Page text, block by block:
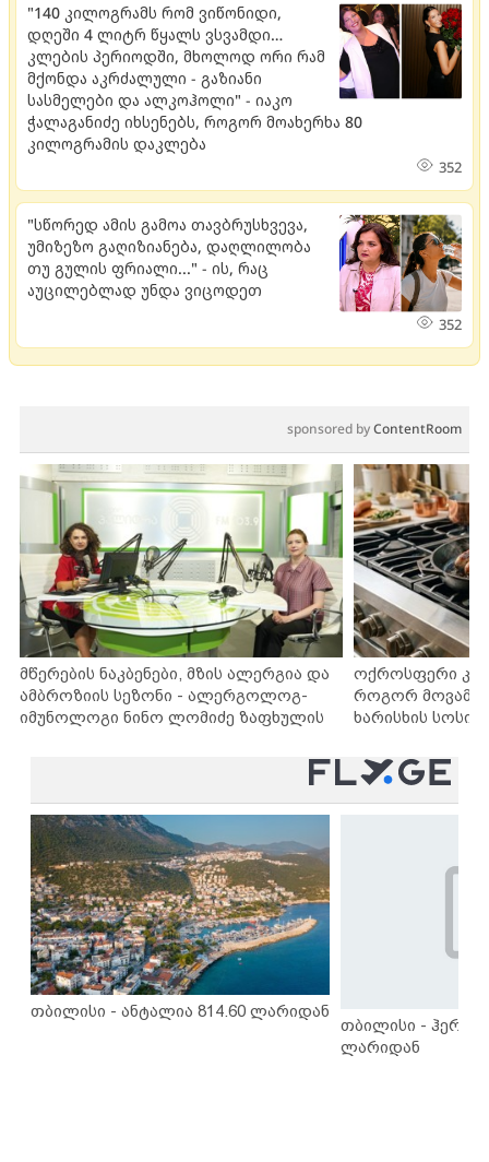
"140 კილოგრამს რომ ვიწონიდი,
დღეში 4 ლიტრ წყალს ვსვამდი…
კლების პერიოდში, მხოლოდ ორი რამ
მქონდა აკრძალული - გაზიანი
სასმელები და ალკოჰოლი" - იაკო
ჭალაგანიძე იხსენებს, როგორ მოახერხა 80
კილოგრამის დაკლება
352
"სწორედ ამის გამოა თავბრუსხვევა,
უმიზეზო გაღიზიანება, დაღლილობა
თუ გულის ფრიალი..." - ის, რაც
აუცილებლად უნდა ვიცოდეთ
352
sponsored byContentRoom
მწერების ნაკბენები, მზის ალერგია და
ამბროზიის სეზონი - ალერგოლოგ-
იმუნოლოგი ნინო ლომიძე ზაფხულის
ოქროსფერი
როგორ
ხარისხის
თბილისი - ანტალია 814.60 ლარიდან
თბილისი -
ლარიდან